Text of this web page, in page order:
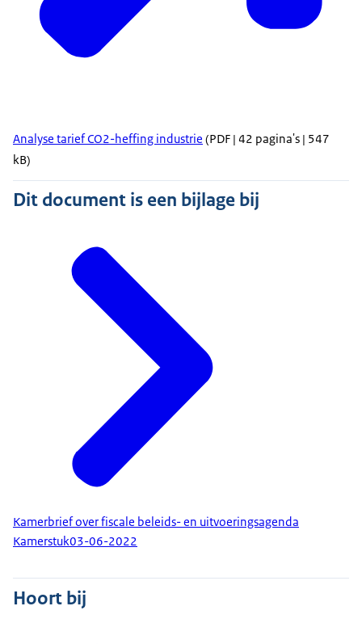
Analyse tarief CO2-heffing industrie (PDF | 42 pagina's | 547
kB)
Dit document is een bijlage bij
Kamerbrief over fiscale beleids- en uitvoeringsagenda
Kamerstuk03-06-2022
Hoort bij